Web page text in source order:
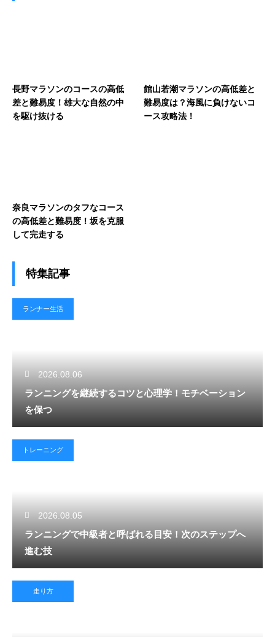
長野マラソンのコースの高低
差と難易度！雄大な自然の中
を駆け抜ける
館山若潮マラソンの高低差と
難易度は？海風に負けないコ
ース攻略法！
奈良マラソンのタフなコース
の高低差と難易度！坂を克服
して完走する
特集記事
ランナー生活
2026.08.06
ランニングを継続するコツと心理学！モチベーション
を保つ
トレーニング
2026.08.05
ランニングで中級者と呼ばれる目安！次のステップへ
進む技
走り方